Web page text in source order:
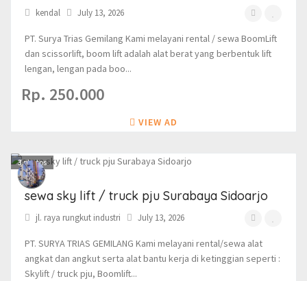
kendal July 13, 2026
PT. Surya Trias Gemilang Kami melayani rental / sewa BoomLift
dan scissorlift, boom lift adalah alat berat yang berbentuk lift
lengan, lengan pada boo...
Rp. 250.000
VIEW AD
3photos
sewa sky lift / truck pju Surabaya Sidoarjo
jl. raya rungkut industri July 13, 2026
PT. SURYA TRIAS GEMILANG Kami melayani rental/sewa alat
angkat dan angkut serta alat bantu kerja di ketinggian seperti :
Skylift / truck pju, Boomlift...